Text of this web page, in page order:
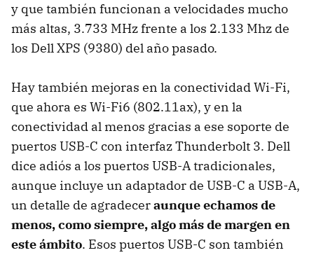
y que también funcionan a velocidades mucho
más altas, 3.733 MHz frente a los 2.133 Mhz de
los Dell XPS (9380) del año pasado.
Hay también mejoras en la conectividad Wi-Fi,
que ahora es Wi-Fi6 (802.11ax), y en la
conectividad al menos gracias a ese soporte de
puertos USB-C con interfaz Thunderbolt 3. Dell
dice adiós a los puertos USB-A tradicionales,
aunque incluye un adaptador de USB-C a USB-A,
un detalle de agradeceraunque echamos de
menos, como siempre, algo más de margen en
este ámbito. Esos puertos USB-C son también